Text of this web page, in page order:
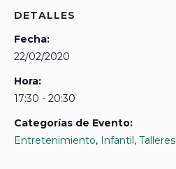
DETALLES
Fecha:
22/02/2020
Hora:
17:30 - 20:30
Categorías de Evento:
Entretenimiento, Infantil, Talleres